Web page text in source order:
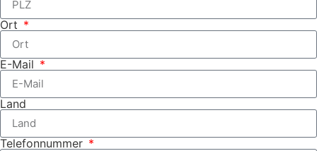
Ort
E-Mail
Land
Telefonnummer